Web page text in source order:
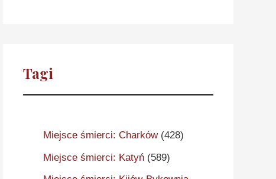
Tagi
Miejsce śmierci: Charków(428)
Miejsce śmierci: Katyń (589)